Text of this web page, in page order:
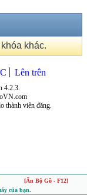
khác.
Lên trên
4.2.3.
thành viên đăng.
[Ẩn Bộ Gõ - F12]
của bạn.